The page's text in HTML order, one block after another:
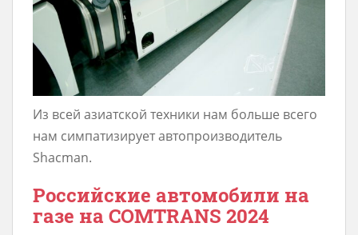
Из всей азиатской техники нам больше всего
нам симпатизирует автопроизводитель
Shacman.
Российские автомобили на
газе на COMTRANS 2024